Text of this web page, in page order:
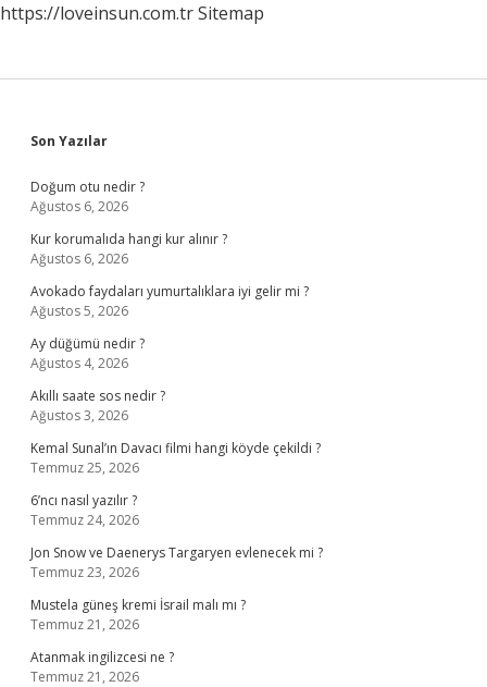
https://loveinsun.com.trSitemap
Sidebar
Son Yazılar
Doğum otu nedir ?
Ağustos 6, 2026
Kur korumalıda hangi kur alınır ?
Ağustos 6, 2026
Avokado faydaları yumurtalıklara iyi gelir mi ?
Ağustos 5, 2026
Ay düğümü nedir ?
Ağustos 4, 2026
Akıllı saate sos nedir ?
Ağustos 3, 2026
Kemal Sunal’ın Davacı filmi hangi köyde çekildi ?
Temmuz 25, 2026
6’ncı nasıl yazılır ?
Temmuz 24, 2026
Jon Snow ve Daenerys Targaryen evlenecek mi ?
Temmuz 23, 2026
Mustela güneş kremi İsrail malı mı ?
Temmuz 21, 2026
Atanmak ingilizcesi ne ?
Temmuz 21, 2026